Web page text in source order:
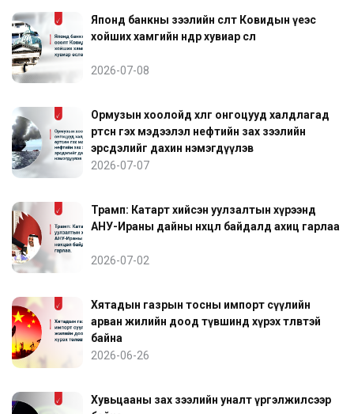
Японд банкны зээлийн өсөлт Ковидын үеэс
хойших хамгийн өндөр хувиар өслөө
2026-07-08
Ормузын хоолойд хөлөг онгоцууд халдлагад
өртсөн гэх мэдээлэл нефтийн зах зээлийн
эрсдэлийг дахин нэмэгдүүлэв
2026-07-07
Трамп: Катарт хийсэн уулзалтын хүрээнд
АНУ-Ираны дайны нөхцөл байдалд ахиц гарлаа
2026-07-02
Хятадын газрын тосны импорт сүүлийн
арван жилийн доод түвшинд хүрэх төлөвтэй
байна
2026-06-26
Хувьцааны зах зээлийн уналт үргэлжилсээр